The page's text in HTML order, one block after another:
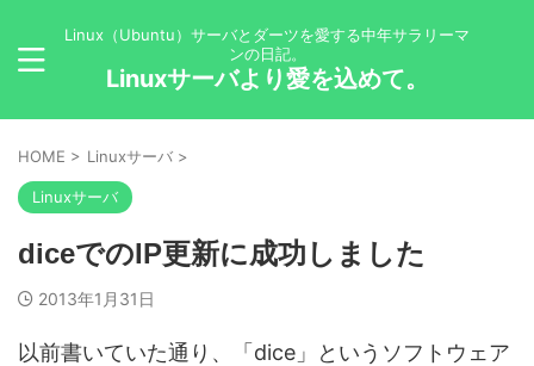
Linux（Ubuntu）サーバとダーツを愛する中年サラリーマ
ンの日記。
Linuxサーバより愛を込めて。
HOME > Linuxサーバ >
Linuxサーバ
diceでのIP更新に成功しました
2013年1月31日
以前書いていた通り、「dice」というソフトウェア